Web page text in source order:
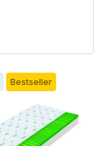
Bestseller